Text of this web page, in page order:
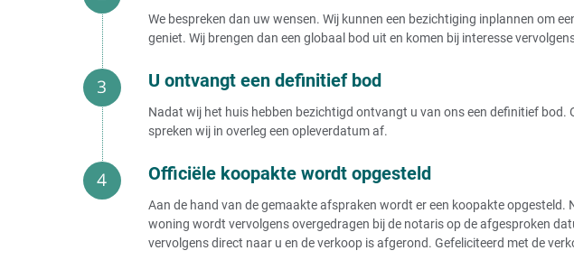
Huis verkopen als de lening nog loopt
Executieverkoop huis door bank voorkomen
Gedwongen verkoop van uw huis (voorkomen)
Huis verkopen aan
Huis verkopen aan belegger
Huis verkopen aan bekende
Huis verkopen aan huizenhandelaar
Huis verkopen aan de bank
Huis verkopen aan gemeente
Huis verkopen aan investeerder
Huis verkopen aan opkoper
Huis verkopen aan een opkoper verstandig?
We bespreken dan uw wensen. Wij kunnen een bezichtiging inplannen om
geniet. Wij brengen dan een globaal bod uit en komen bij interesse
U ontvangt een definitief bod
Nadat wij het huis hebben bezichtigd ontvangt u van ons een definitief
spreken wij in overleg een opleverdatum af.
Officiële koopakte wordt opgesteld
Aan de hand van de gemaakte afspraken wordt er een koopakte
woning wordt vervolgens overgedragen bij de notaris op de afgesproken
vervolgens direct naar u en de verkoop is afgerond. Gefeliciteerd met de